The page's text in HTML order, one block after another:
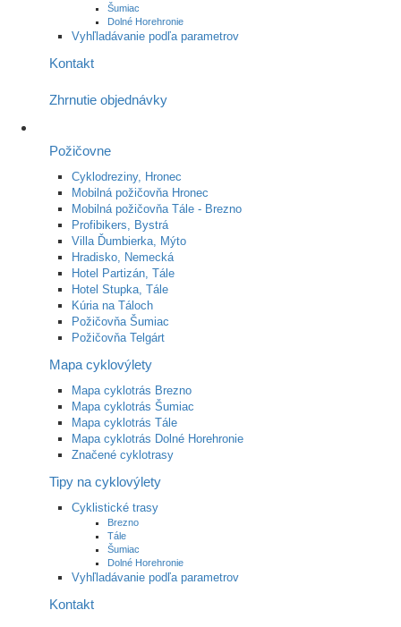
Šumiac
Dolné Horehronie
Vyhľladávanie podľa parametrov
Kontakt
Zhrnutie objednávky
Požičovne
Cyklodreziny, Hronec
Mobilná požičovňa Hronec
Mobilná požičovňa Tále - Brezno
Profibikers, Bystrá
Villa Ďumbierka, Mýto
Hradisko, Nemecká
Hotel Partizán, Tále
Hotel Stupka, Tále
Kúria na Táloch
Požičovňa Šumiac
Požičovňa Telgárt
Mapa cyklovýlety
Mapa cyklotrás Brezno
Mapa cyklotrás Šumiac
Mapa cyklotrás Tále
Mapa cyklotrás Dolné Horehronie
Značené cyklotrasy
Tipy na cyklovýlety
Cyklistické trasy
Brezno
Tále
Šumiac
Dolné Horehronie
Vyhľladávanie podľa parametrov
Kontakt